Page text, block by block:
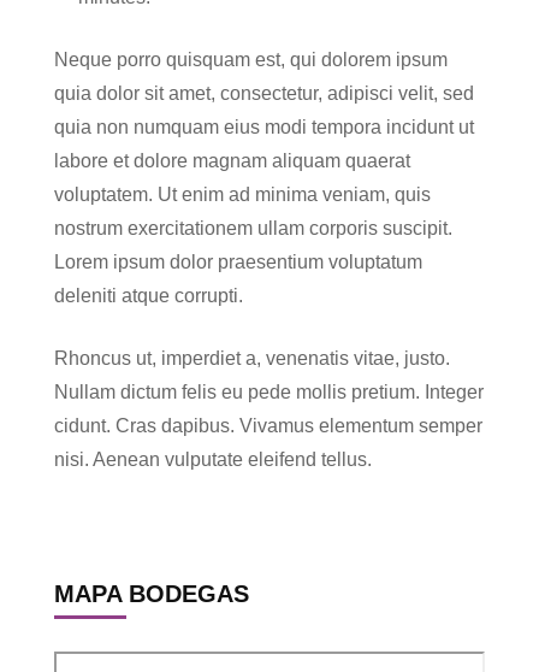
Neque porro quisquam est, qui dolorem ipsum
quia dolor sit amet, consectetur, adipisci velit, sed
quia non numquam eius modi tempora incidunt ut
labore et dolore magnam aliquam quaerat
voluptatem. Ut enim ad minima veniam, quis
nostrum exercitationem ullam corporis suscipit.
Lorem ipsum dolor praesentium voluptatum
deleniti atque corrupti.
Rhoncus ut, imperdiet a, venenatis vitae, justo.
Nullam dictum felis eu pede mollis pretium. Integer
cidunt. Cras dapibus. Vivamus elementum semper
nisi. Aenean vulputate eleifend tellus.
MAPA BODEGAS